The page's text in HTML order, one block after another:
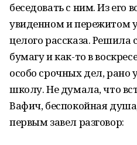
беседовать с ним. Из его
увиденном и пережитом
целого рассказа. Решила
бумагу и как-то в
особо срочных дел, рано
школу. Не думала, что
Вафич, беспокойная
первым завел разговор: